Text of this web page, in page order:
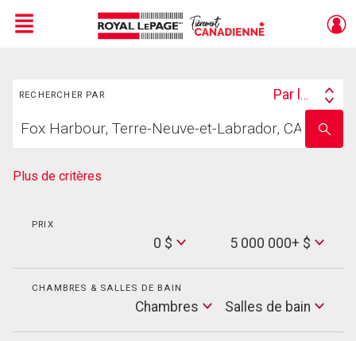
Menu
RECHERCHER PAR
Search
Par lieu
votre
nom
Plus de critères
PRIX
0 $
Max
Price
5 000 000+ $
CHAMBRES & SALLES DE BAIN
Chambres
Salles
de
Salles de bain